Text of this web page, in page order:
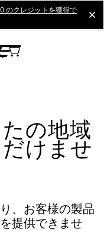
のクレジットを獲得で
の地域
けませ
、お客様の製品
提供できませ